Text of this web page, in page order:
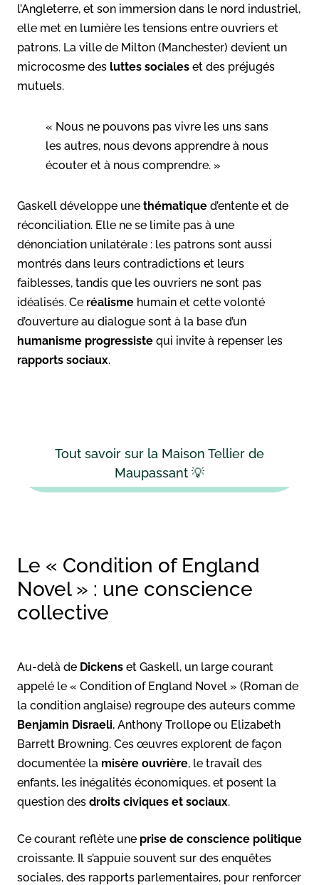
l’Angleterre, et son immersion dans le nord industriel,
elle met en lumière les tensions entre ouvriers et
patrons. La ville de Milton (Manchester) devient un
microcosme des luttes sociales et des préjugés
mutuels.
« Nous ne pouvons pas vivre les uns sans
les autres, nous devons apprendre à nous
écouter et à nous comprendre. »
Gaskell développe une thématique d’entente et de
réconciliation. Elle ne se limite pas à une
dénonciation unilatérale : les patrons sont aussi
montrés dans leurs contradictions et leurs
faiblesses, tandis que les ouvriers ne sont pas
idéalisés. Ce réalisme humain et cette volonté
d’ouverture au dialogue sont à la base d’un
humanisme progressiste qui invite à repenser les
rapports sociaux.
Tout savoir sur la Maison Tellier de
Maupassant 💡
Le « Condition of England
Novel » : une conscience
collective
Au-delà de Dickens et Gaskell, un large courant
appelé le « Condition of England Novel » (Roman de
la condition anglaise) regroupe des auteurs comme
Benjamin Disraeli, Anthony Trollope ou Elizabeth
Barrett Browning. Ces œuvres explorent de façon
documentée la misère ouvrière, le travail des
enfants, les inégalités économiques, et posent la
question des droits civiques et sociaux.
Ce courant reflète une prise de conscience politique
croissante. Il s’appuie souvent sur des enquêtes
sociales, des rapports parlementaires, pour renforcer